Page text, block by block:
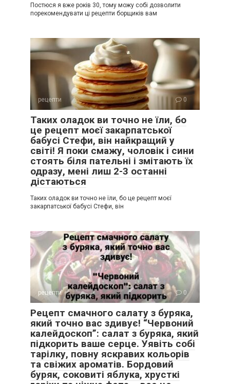
Постюся я вже років 30, тому можу собі дозволити
порекомендувати ці рецепти борщиків вам
рецепти 0
Таких оладок ви точно не їли, бо
це рецепт моєї закарпатської
бабусі Стефи, він найкращий у
світі! Я поки смажу, чоловік і сини
стоять біля пательні і змітають їх
одразу, мені лиш 2-3 останні
дістаються
Таких оладок ви точно не їли, бо це рецепт моєї
закарпатської бабусі Стефи, він
рецепти 0
Рецепт смачного салату з буряка,
який точно вас здивує! “Червоний
калейдоскоп”: салат з буряка, який
підкорить ваше серце. Уявіть собі
тарілку, повну яскравих кольорів
та свіжих ароматів. Бордовий
буряк, соковиті яблука, хрусткі